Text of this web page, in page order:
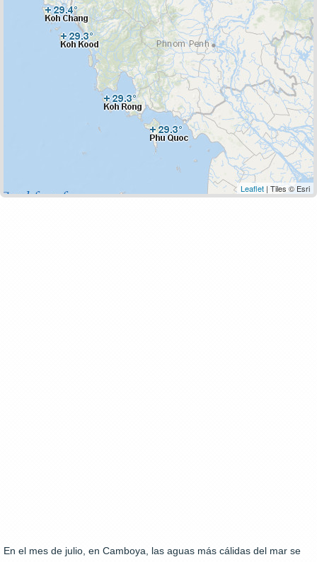
Leaflet | Tiles © Esri
En el mes de julio, en Camboya, las aguas más cálidas del mar se